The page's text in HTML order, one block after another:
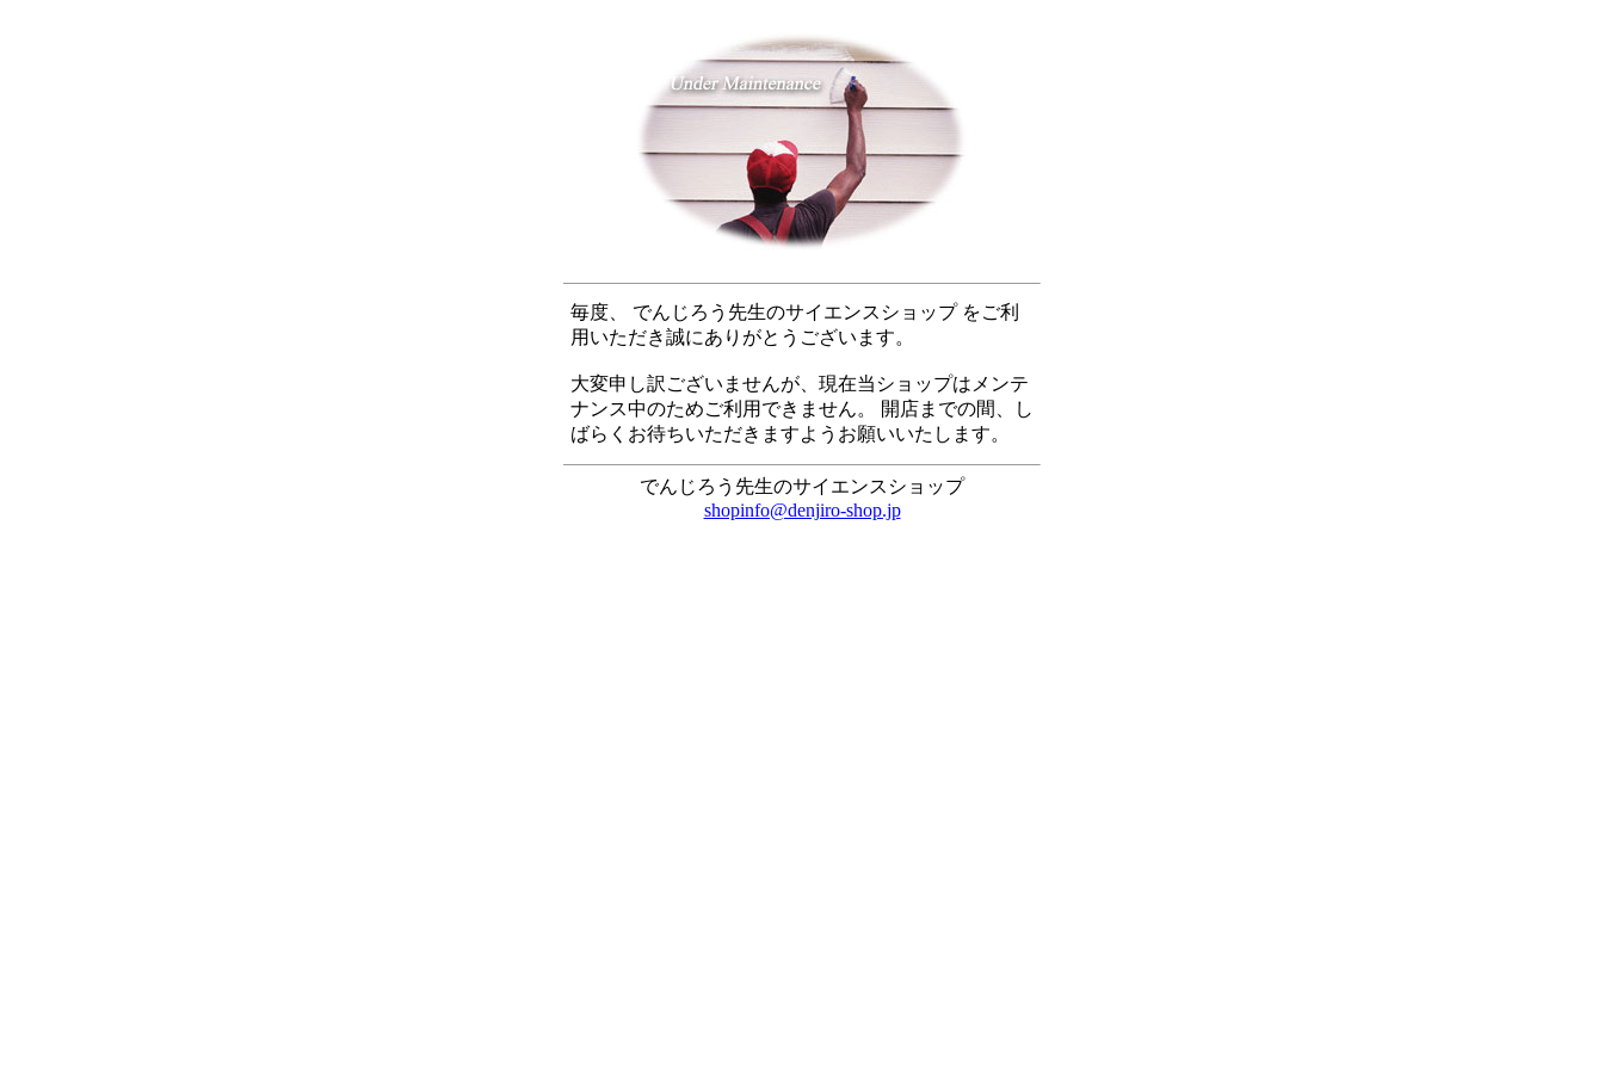
毎度、 でんじろう先生のサイエンスショップ をご利
用いただき誠にありがとうございます。
大変申し訳ございませんが、現在当ショップはメンテ
ナンス中のためご利用できません。 開店までの間、し
ばらくお待ちいただきますようお願いいたします。
でんじろう先生のサイエンスショップ
shopinfo@denjiro-shop.jp